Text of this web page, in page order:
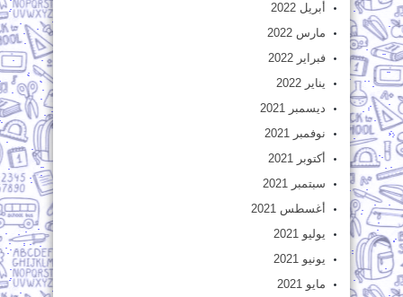
أبريل 2022
مارس 2022
فبراير 2022
يناير 2022
ديسمبر 2021
نوفمبر 2021
أكتوبر 2021
سبتمبر 2021
أغسطس 2021
يوليو 2021
يونيو 2021
مايو 2021